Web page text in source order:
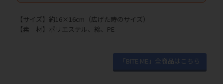
【サイズ】約16×16cm（広げた時のサイズ）
【素 材】ポリエステル、綿、PE
「BITE ME」全商品はこちら